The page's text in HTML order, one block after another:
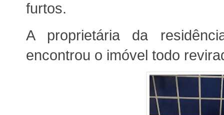
furtos.
A proprietária da
encontrou o imóvel todo